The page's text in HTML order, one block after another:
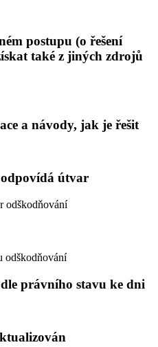
postupu (o řešení
také z jiných zdrojů
a návody, jak je řešit
útvar
odškodňování
odškodňování
právního stavu ke dni